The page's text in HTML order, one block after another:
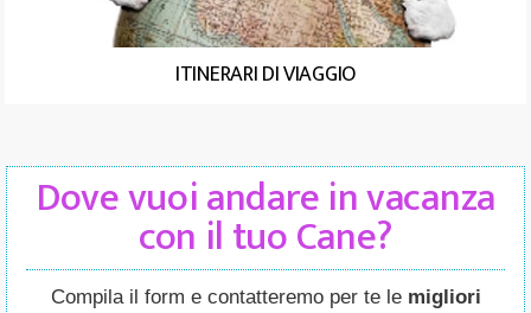
ITINERARI DI VIAGGIO
Dove vuoi andare in vacanza
con il tuo Cane?
Compila il form e contatteremo per te le migliori